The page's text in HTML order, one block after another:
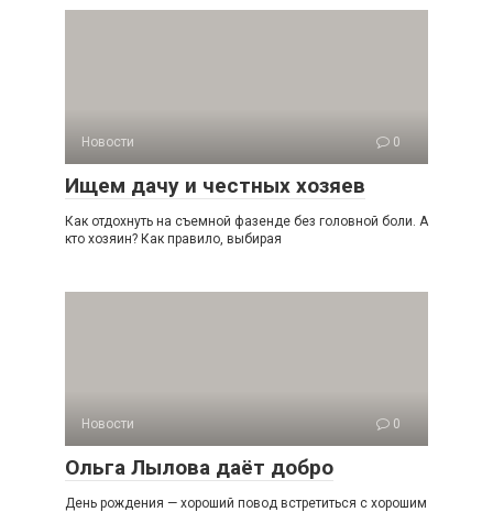
Новости 0
Ищем дачу и честных хозяев
Как отдохнуть на съемной фазенде без головной боли. А
кто хозяин? Как правило, выбирая
Новости 0
Ольга Лылова даёт добро
День рождения — хороший повод встретиться с хорошим